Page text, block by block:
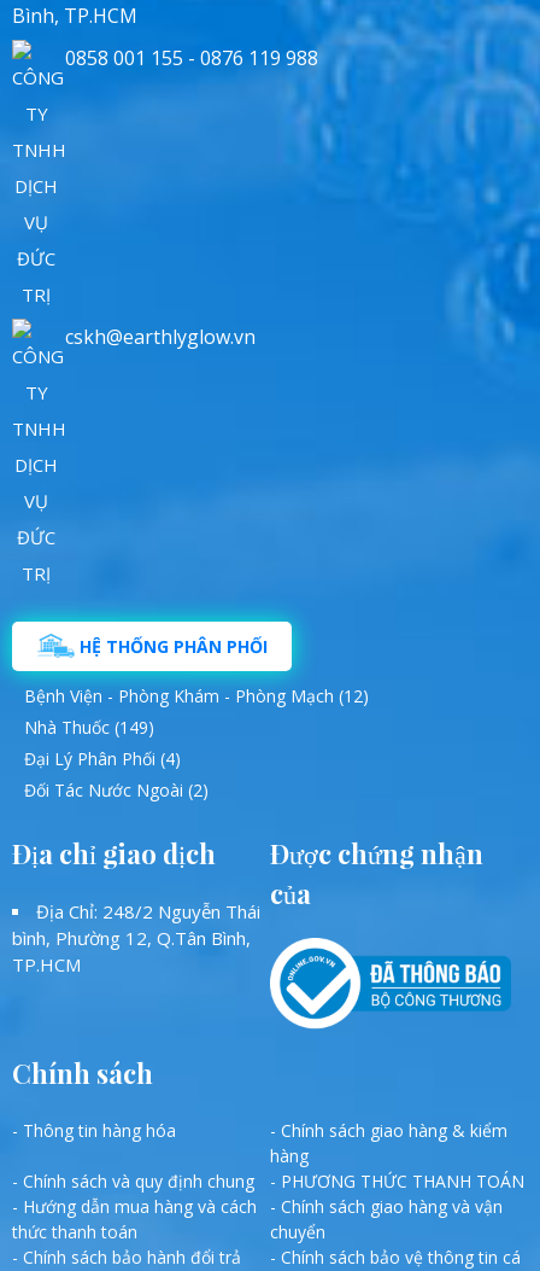
Bình, TP.HCM
0858 001 155 - 0876 119 988
cskh@earthlyglow.vn
HỆ THỐNG PHÂN PHỐI
Bệnh Viện - Phòng Khám - Phòng Mạch (12)
Nhà Thuốc (149)
Đại Lý Phân Phối (4)
Đối Tác Nước Ngoài (2)
Địa chỉ giao dịch
Địa Chỉ: 248/2 Nguyễn Thái
bình, Phường 12, Q.Tân Bình,
TP.HCM
Được chứng nhận
của
Chính sách
- Thông tin hàng hóa
- Chính sách giao hàng & kiểm
hàng
- Chính sách và quy định chung
- PHƯƠNG THỨC THANH TOÁN
- Hướng dẫn mua hàng và cách
thức thanh toán
- Chính sách giao hàng và vận
chuyển
- Chính sách bảo hành đổi trả
- Chính sách bảo vệ thông tin cá